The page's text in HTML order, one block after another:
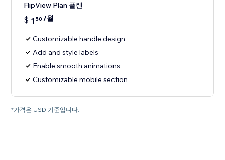
FlipView Plan 플랜
$ 1 50 /월
Customizable handle design
Add and style labels
Enable smooth animations
Customizable mobile section
*가격은 USD 기준입니다.